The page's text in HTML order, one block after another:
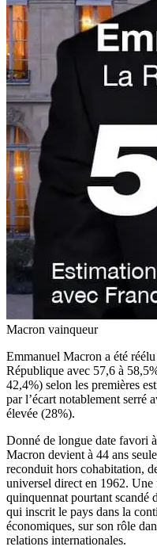
Macron vainqueur
Emmanuel Macron a été
République avec 57,6 à
42,4%) selon les premières
par l’écart notablement serré
élevée (28%).
Donné de longue date favori
Macron devient à 44 ans
reconduit hors cohabitation,
universel direct en 1962.
quinquennat pourtant scandé
qui inscrit le pays dans la
économiques, sur son rôle
relations internationales.